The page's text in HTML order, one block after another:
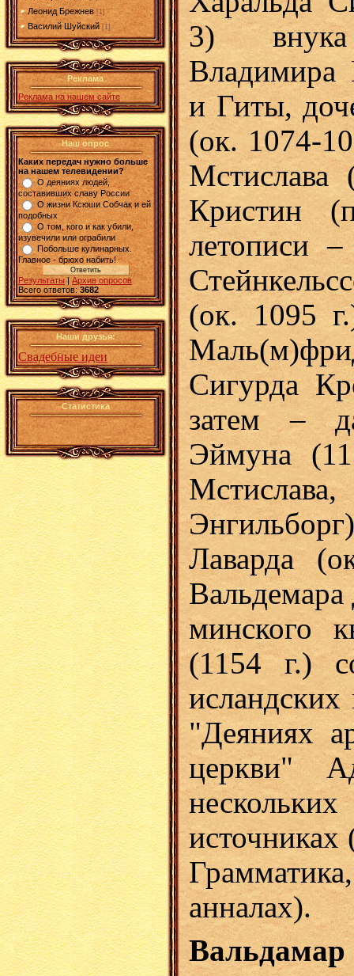
Леонид Брежнев [1]
Василий Шуйский [1]
Реклама
Реклама на нашем сайте
Наш опрос
Каких передач нужно больше
на нашем телевидении?
О деяниях людей,
составивших славу России
О жизни Ксюши Собчак и ей
подобных
О том, кого и как убили,
изувечили или ограбили
Побольше кулинарных.
Главное - брюхо набить!
Результаты | Архив опросов
Всего ответов:3682
Наши друзья:
Свадебные идеи
Статистика
3)
Владимира
и Гиты,
(ок. 1074-
Мстислава
Кристин
летописи
(ок. 1095
Сигурда
затем –
Эймуна
Лаварда
минского
(1154 г.)
исландских
"Деяниях
церкви"
анналах).